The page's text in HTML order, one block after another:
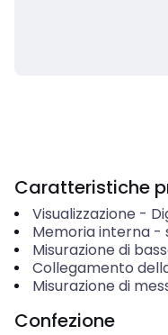
Caratteristiche
Visualizzazione -
Memoria interna-
Misurazione di
Collegamento
Misurazione di
Confezione